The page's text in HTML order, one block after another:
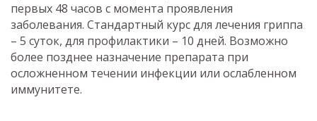
первых 48 часов с момента проявления
заболевания. Стандартный курс для лечения гриппа
– 5 суток, для профилактики – 10 дней. Возможно
более позднее назначение препарата при
осложненном течении инфекции или ослабленном
иммунитете.